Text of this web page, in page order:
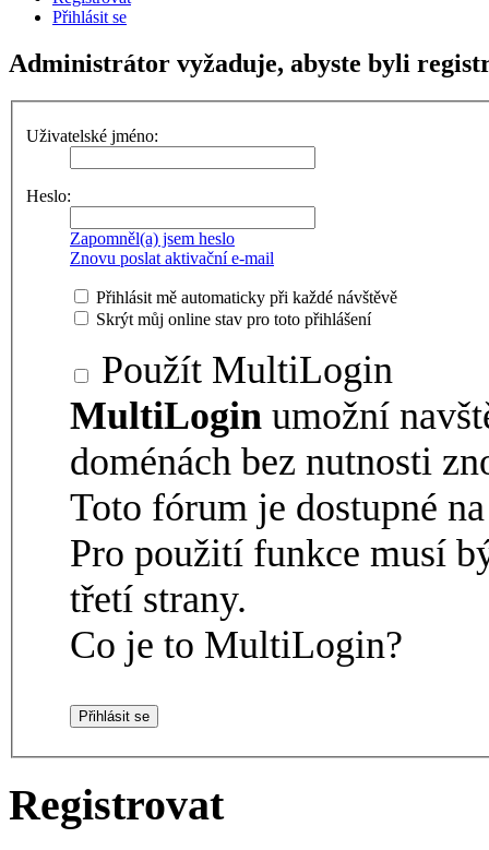
Přihlásit se
Administrátor vyžaduje, abyste byli
Uživatelské jméno:
Heslo:
Zapomněl(a) jsem heslo
Znovu poslat aktivační e-mail
Přihlásit mě automaticky při každé návštěvě
Skrýt můj online stav pro toto přihlášení
Použít MultiLogin
MultiLogin umožní
doménách bez nutnosti
Toto fórum je dostupné
Pro použití funkce musí
třetí strany.
Co je to MultiLogin?
Registrovat